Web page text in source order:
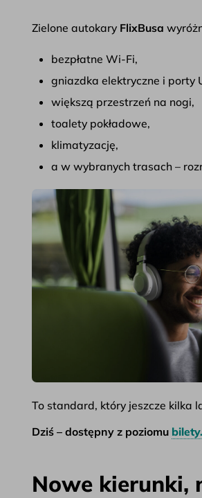
Zielone autokary FlixBusa
bezpłatne Wi-Fi,
gniazdka elektryczne i porty
większą przestrzeń na nogi,
toalety pokładowe,
klimatyzację,
a w wybranych trasach –
To standard, który jeszcze kilka
Dziś – dostępny z poziomu
Nowe kierunki,